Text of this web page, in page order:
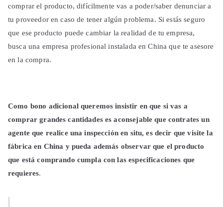
comprar el producto, difícilmente vas a poder/saber denunciar a
tu proveedor en caso de tener algún problema. Si estás seguro
que ese producto puede cambiar la realidad de tu empresa,
busca una empresa profesional instalada en China que te asesore
en la compra.
Como bono adicional queremos insistir en que si vas a
comprar grandes cantidades es aconsejable que contrates un
agente que realice una inspección en situ, es decir que visite la
fábrica en China y pueda además observar que el producto
que está comprando cumpla con las especificaciones que
requieres.